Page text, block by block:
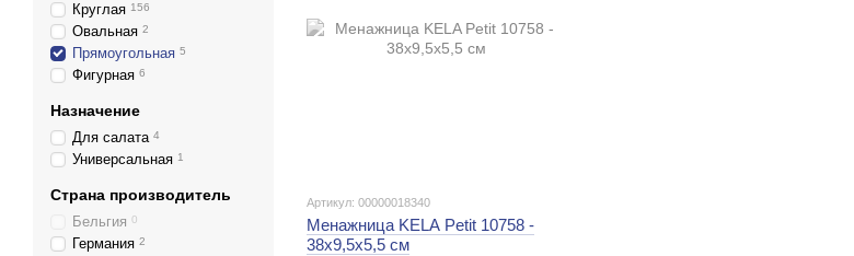
Артикул: 00000018340
Менажница KELA Petit 10758 -
38х9,5х5,5 см
Круглая 156
Овальная 2
Прямоугольная 5
Фигурная 6
Назначение
Для салата 4
Универсальная 1
Страна производитель
Бельгия 0
Германия 2